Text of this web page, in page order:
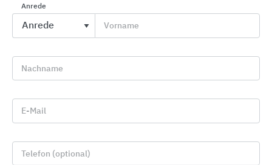
Produkte für Fassade und Wand
Anrede
Vorname
Nachname
E-Mail
Telefon (optional)